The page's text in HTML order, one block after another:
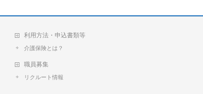
利用方法・申込書類等
介護保険とは？
職員募集
リクルート情報